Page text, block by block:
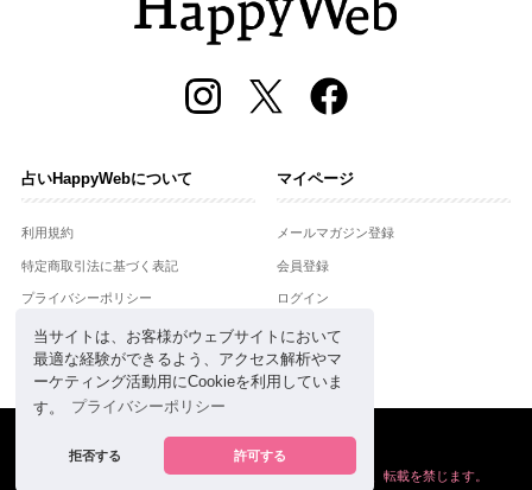
当サイトは、お客様がウェブサイトにおいて
最適な経験ができるよう、アクセス解析やマ
ーケティング活動用にCookieを利用していま
す。
プライバシーポリシー
拒否する 許可する
占いHappyWebについて
利用規約
特定商取引法に基づく表記
プライバシーポリシー
運営会社
お問合せ
マイページ
メールマガジン登録
会員登録
ログイン
powered by
掲載の情報や画像など、すべてのコンテンツの無断複写、転載を禁じます。